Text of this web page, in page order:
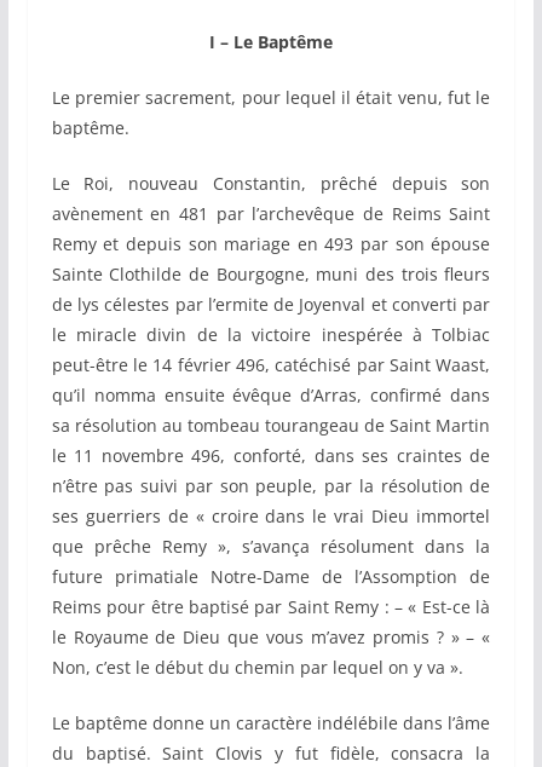
I – Le Baptême
Le premier sacrement, pour lequel il était venu, fut le
baptême.
Le Roi, nouveau Constantin, prêché depuis son
avènement en 481 par l’archevêque de Reims Saint
Remy et depuis son mariage en 493 par son épouse
Sainte Clothilde de Bourgogne, muni des trois fleurs
de lys célestes par l’ermite de Joyenval et converti par
le miracle divin de la victoire inespérée à Tolbiac
peut-être le 14 février 496, catéchisé par Saint Waast,
qu’il nomma ensuite évêque d’Arras, confirmé dans
sa résolution au tombeau tourangeau de Saint Martin
le 11 novembre 496, conforté, dans ses craintes de
n’être pas suivi par son peuple, par la résolution de
ses guerriers de « croire dans le vrai Dieu immortel
que prêche Remy », s’avança résolument dans la
future primatiale Notre-Dame de l’Assomption de
Reims pour être baptisé par Saint Remy : – « Est-ce là
le Royaume de Dieu que vous m’avez promis ? » – «
Non, c’est le début du chemin par lequel on y va ».
Le baptême donne un caractère indélébile dans l’âme
du baptisé. Saint Clovis y fut fidèle, consacra la